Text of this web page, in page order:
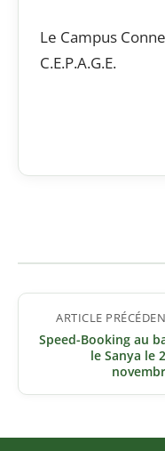
Le Campus
C.E.P.A.G.E.
Navigation
l’article
ARTICLE
Speed-Booking au
le Sanya le